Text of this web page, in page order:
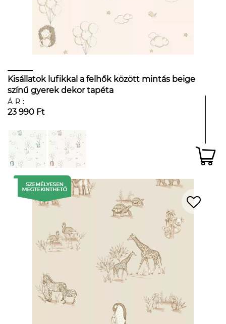
Kisállatok lufikkal a felhők között mintás beige
színű gyerek dekor tapéta
ÁR:
23 990 Ft